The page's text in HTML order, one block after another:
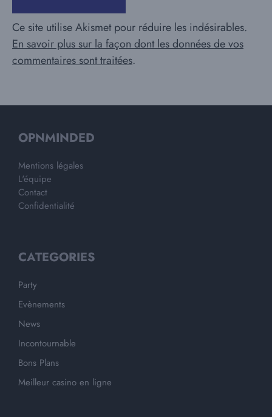
Ce site utilise Akismet pour réduire les indésirables.
En savoir plus sur la façon dont les données de vos
commentaires sont traitées.
OPNMINDED
Mentions légales
L'équipe
Contact
Confidentialité
CATEGORIES
Party
Evènements
News
Incontournable
Bons Plans
Meilleur casino en ligne